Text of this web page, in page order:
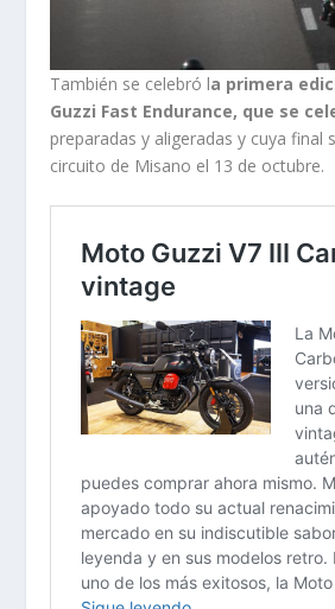
También se celebró la primera
Guzzi Fast Endurance, que se
preparadas y aligeradas y cuya final
circuito de Misano el 13 de octubre.